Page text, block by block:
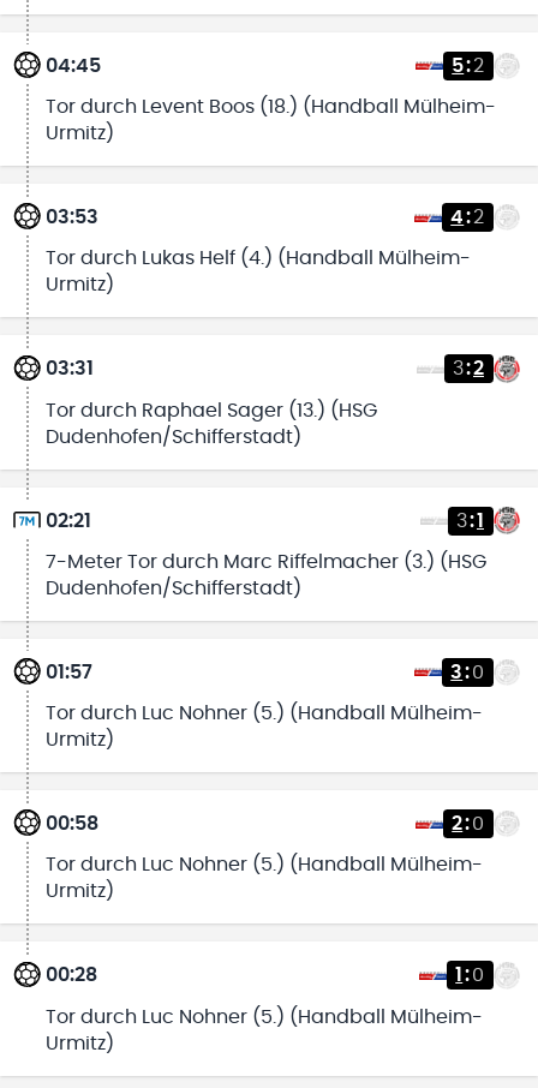
04:45 5:2
Tor durch Levent Boos (18.) (Handball Mülheim-
Urmitz)
03:53 4:2
Tor durch Lukas Helf (4.) (Handball Mülheim-
Urmitz)
03:31 3:2
Tor durch Raphael Sager (13.) (HSG
Dudenhofen/Schifferstadt)
02:21 3:1
7-Meter Tor durch Marc Riffelmacher (3.) (HSG
Dudenhofen/Schifferstadt)
01:57 3:0
Tor durch Luc Nohner (5.) (Handball Mülheim-
Urmitz)
00:58 2:0
Tor durch Luc Nohner (5.) (Handball Mülheim-
Urmitz)
00:28 1 :0
Tor durch Luc Nohner (5.) (Handball Mülheim-
Urmitz)